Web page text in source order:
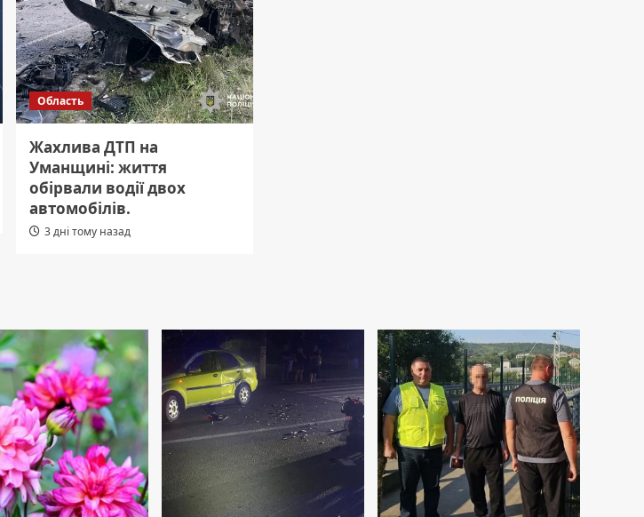
Область
Жахлива ДТП на
Уманщині: життя
обірвали водії двох
автомобілів.
3 дні тому назад